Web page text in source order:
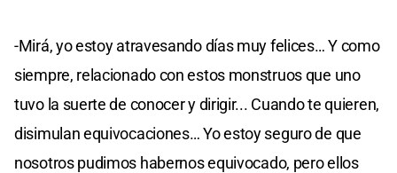
-Mirá, yo estoy atravesando días muy felices… Y como
siempre, relacionado con estos monstruos que uno
tuvo la suerte de conocer y dirigir... Cuando te quieren,
disimulan equivocaciones… Yo estoy seguro de que
nosotros pudimos habernos equivocado, pero ellos